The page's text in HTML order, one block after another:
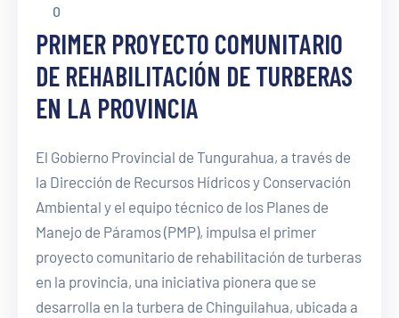
0
PRIMER PROYECTO COMUNITARIO
DE REHABILITACIÓN DE TURBERAS
EN LA PROVINCIA
El Gobierno Provincial de Tungurahua, a través de
la Dirección de Recursos Hídricos y Conservación
Ambiental y el equipo técnico de los Planes de
Manejo de Páramos (PMP), impulsa el primer
proyecto comunitario de rehabilitación de turberas
en la provincia, una iniciativa pionera que se
desarrolla en la turbera de Chinguilahua, ubicada a